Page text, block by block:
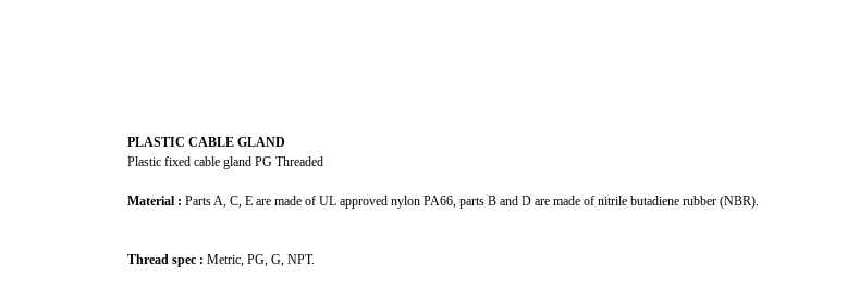
PLASTIC CABLE GLAND
Plastic fixed cable gland PG Threaded
Material : Parts A, C, E are made of UL approved nylon PA66, parts B and D are made of nitrile butadiene rubber (NBR).
Thread spec : Metric, PG, G, NPT.